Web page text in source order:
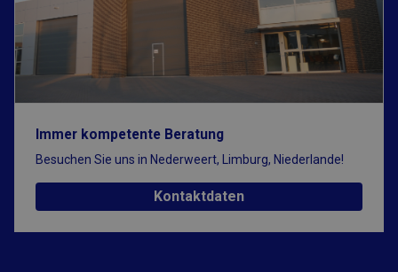
Immer kompetente Beratung
Besuchen Sie uns in Nederweert, Limburg, Niederlande!
Kontaktdaten
die Kontoverwaltung. Ohne die unbedingt erforderlichen
Cookies kann die Website nicht ordnungsgemäß verwendet
werden.
Name
/
Domäne
Ablaufdatum Beschreibung
CFID
Adobe Inc.
1 Tag
Von Adobe
Cookie dabei, ein
Clientgerät
eindeutig zu
verwalten kann.